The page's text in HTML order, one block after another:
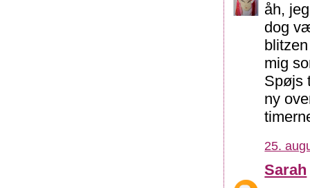
åh,
dog
mig
Spøjs
ny
25.
Sarah